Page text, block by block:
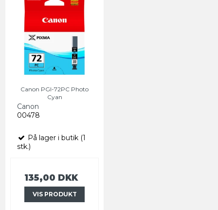
Canon PGI-72PC Photo
Cyan
Canon
00478
På lager i butik (1
stk.)
135,00 DKK
VIS PRODUKT